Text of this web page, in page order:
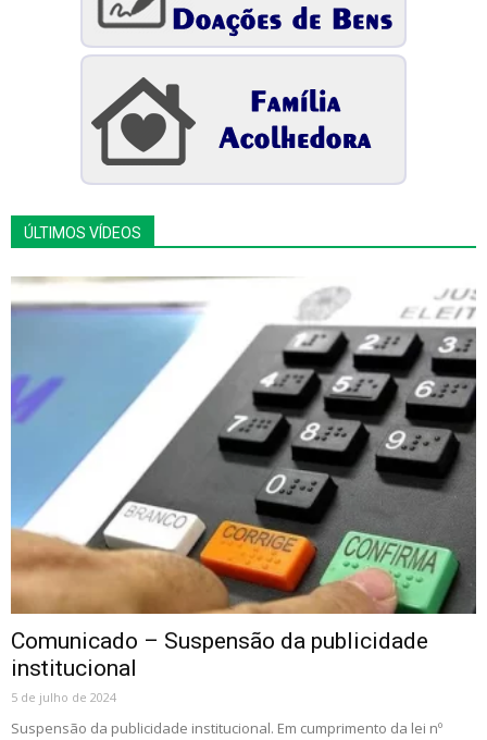
ÚLTIMOS VÍDEOS
Comunicado – Suspensão da publicidade
institucional
5 de julho de 2024
Suspensão da publicidade institucional. Em cumprimento da lei nº